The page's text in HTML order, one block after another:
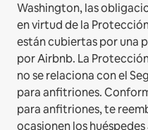
Washington, las
en virtud de la
están cubiertas por una
por Airbnb. La
no se relaciona con el
para anfitriones.
para anfitriones, te
ocasionen los